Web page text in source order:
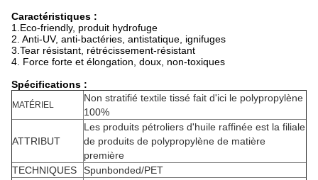
Caractéristiques :
1.Eco-friendly, produit hydrofuge
2. Anti-UV, anti-bactéries, antistatique, ignifuges
3.Tear résistant, rétrécissement-résistant
4. Force forte et élongation, doux, non-toxiques
Spécifications :
MATÉRIEL
Non stratifié textile tissé fait d'ici le polypropylène
100%
ATTRIBUT
Les produits pétroliers d'huile raffinée est la filiale
de produits de polypropylène de matière
première
TECHNIQUES
Spunbonded/PET